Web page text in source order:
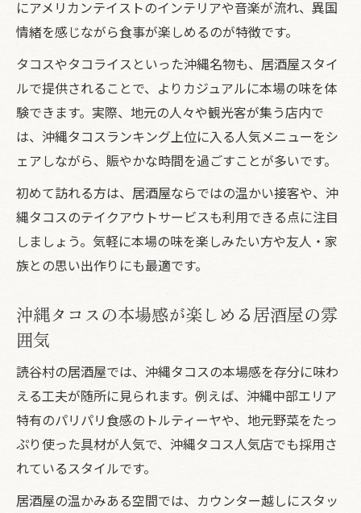
にアメリカンテイストのインテリアや音楽が流れ、異国
情緒を感じながら食事が楽しめるのが特徴です。
タコスやタコライスといった沖縄名物も、居酒屋スタイ
ルで提供されることで、よりカジュアルに本場の味を体
験できます。実際、地元の人々や観光客が集う店内で
は、沖縄タコスランキング上位に入る人気メニューをシ
ェアしながら、賑やかな時間を過ごすことが多いです。
初めて訪れる方は、居酒屋ならではの温かい接客や、沖
縄タコスのテイクアウトサービスも利用できる点に注目
しましょう。気軽に本場の味を楽しみたい方や友人・家
族との思い出作りにも最適です。
沖縄タコスの本場感が楽しめる居酒屋の雰
囲気
読谷村の居酒屋では、沖縄タコスの本場感を存分に味わ
える工夫が随所に見られます。例えば、沖縄中部エリア
特有のパリパリ食感のトルティーヤや、地元野菜をたっ
ぷり使った具材が人気で、沖縄タコス人気店でも採用さ
れているスタイルです。
居酒屋の温かみある空間では、カウンター越しにスタッ